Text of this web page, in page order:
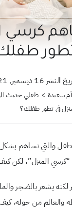
احجزي استشارة
كرسي
أم سعيدة
طفلي حديث
في تطور طفلك؟
النشر 16 ديسمبر, 2021
والتي تساهم بشكل
“كرسي المنزل”، لكن
يشعر بالضجر
والعالم من حوله،